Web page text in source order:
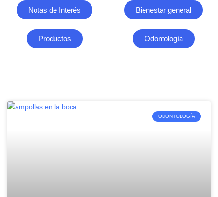
Notas de Interés Bienestar general
Productos Odontología
ODONTOLOGÍA